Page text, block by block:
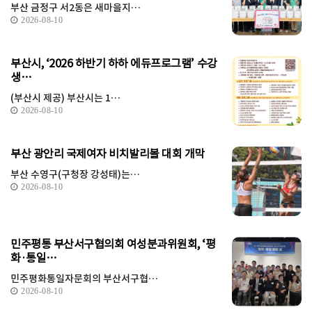
부산 금정구 서2동은 새마을지…
2026-08-10
부산시, ‘2026 하반기 하하 에듀프로그램’ 수강
생…
(부산시 제공) 부산시는 1…
2026-08-10
부산 광안리 국제여자 비치발리볼 대회 개막
부산 수영구(구청장 강성태)는…
2026-08-10
민주평통 부산서구협의회 여성분과위원회, ‘평
화·통일…
민주평화통일자문회의 부산서구협…
2026-08-10